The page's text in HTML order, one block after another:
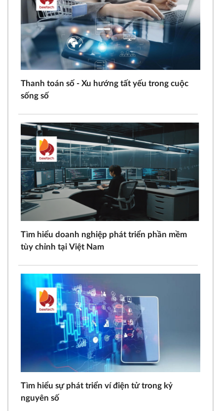
Thanh toán số - Xu hướng tất yếu trong cuộc
sống số
Tìm hiểu doanh nghiệp phát triển phần mềm
tùy chỉnh tại Việt Nam
Tìm hiểu sự phát triển ví điện tử trong kỷ
nguyên số